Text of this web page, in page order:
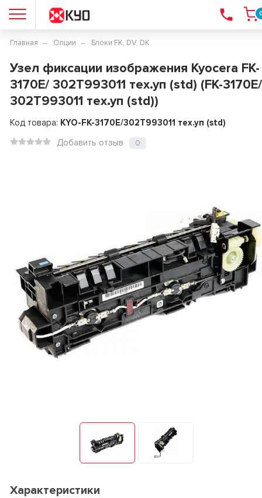
Главная Опции Блоки FK, DV, DK
Узел фиксации изображения Kyocera FK-
3170E/ 302T993011 тех.уп (std) (FK-3170E/
302T993011 тех.уп (std))
Код товара: KYO-FK-3170E/302T993011 тех.уп (std)
Добавить отзыв
0
Характеристики